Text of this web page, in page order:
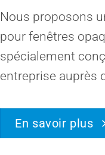
Nous proposons
pour fenêtres
spécialement
entreprise auprès
En savoir plus